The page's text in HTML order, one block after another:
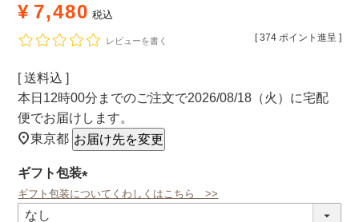
¥ 7,480 税込
[ 374 ポイント進呈 ]
レビューを書く
送料込
本日 12時00分 までのご注文で2026/08/18（火） に宅配
便でお届けします。
東京都 お届け先を変更
ギフト包装
(必
ギフト包装についてくわしくはこちら >>